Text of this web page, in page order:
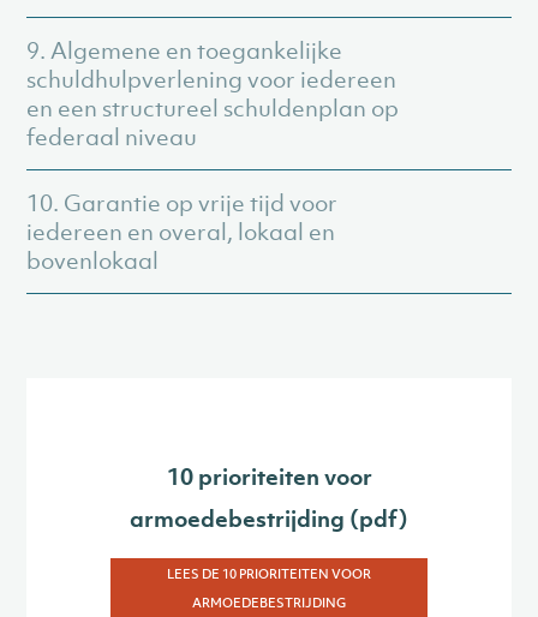
9. Algemene en toegankelijke
schuldhulpverlening voor iedereen
en een structureel schuldenplan op
federaal niveau
10. Garantie op vrije tijd voor
iedereen en overal, lokaal en
bovenlokaal
10 prioriteiten voor
armoedebestrijding (pdf)
LEES DE 10 PRIORITEITEN VOOR
ARMOEDEBESTRIJDING